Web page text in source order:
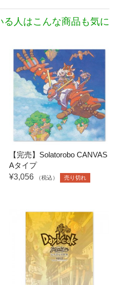
人はこんな商品も気に
【完売】Solatorobo CANVAS
Aタイプ
¥3,056
（税込） 売り切れ